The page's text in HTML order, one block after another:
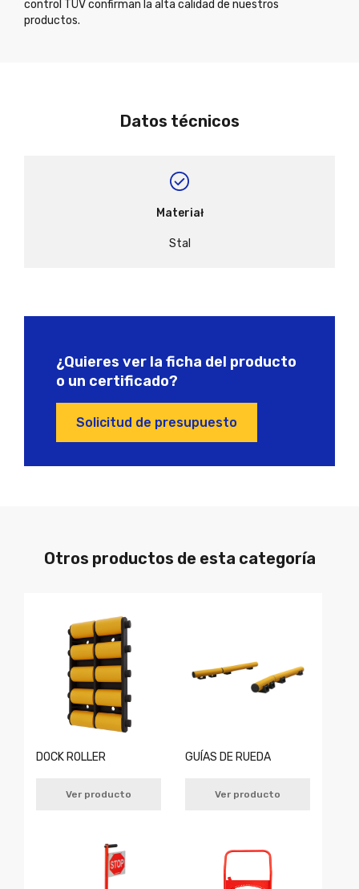
control TÜV confirman la alta calidad de nuestros
productos.
Datos técnicos
Materiał
Stal
¿Quieres ver la ficha del producto
o un certificado?
Solicitud de presupuesto
Otros productos de esta categoría
DOCK ROLLER
Ver producto
GUÍAS DE RUEDA
Ver producto